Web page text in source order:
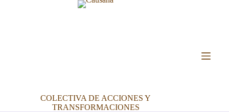
COLECTIVA DE ACCIONES Y
TRANSFORMACIONES